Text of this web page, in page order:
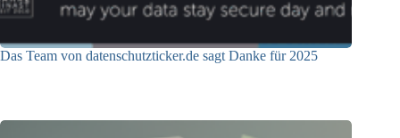
Das Team von datenschutzticker.de sagt Danke für 2025